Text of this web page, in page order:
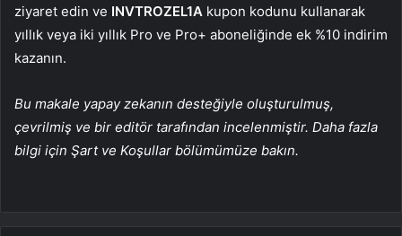
ziyaret edin ve INVTROZEL1A kupon kodunu kullanarak
yıllık veya iki yıllık Pro ve Pro+ aboneliğinde ek %10 indirim
kazanın.
Bu makale yapay zekanın desteğiyle oluşturulmuş,
çevrilmiş ve bir editör tarafından incelenmiştir. Daha fazla
bilgi için Şart ve Koşullar bölümümüze bakın.